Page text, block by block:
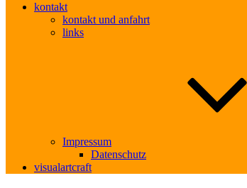
kontakt
kontakt und anfahrt
links
Impressum
Datenschutz
visualartcraft